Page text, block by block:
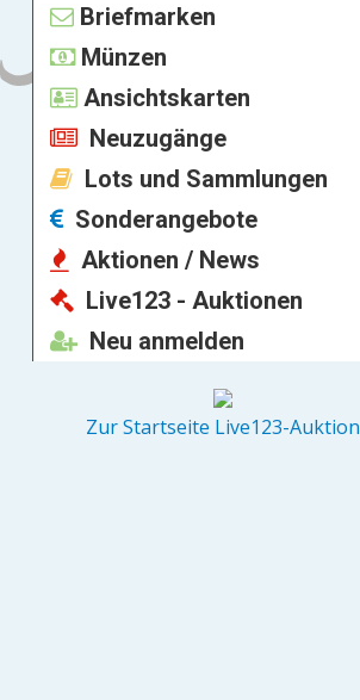
Briefmarken
Münzen
Ansichtskarten
Neuzugänge
Lots und Sammlungen
Sonderangebote
Aktionen / News
Live123 - Auktionen
Neu anmelden
Zur Startseite Live123-Auktion